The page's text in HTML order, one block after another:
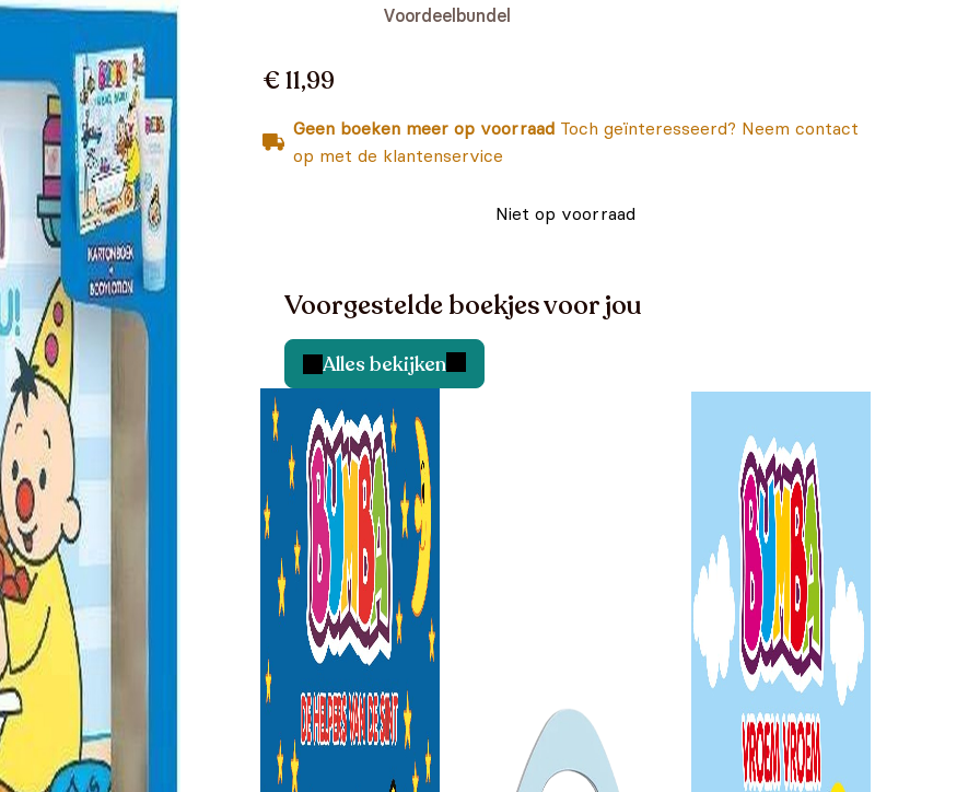
Voordeelbundel
€ 11,99
Geen boeken meer op voorraad Toch geïnteresseerd? Neem contact
op met de klantenservice
Niet op voorraad
Voorgestelde boekjes voor jou
Alles bekijken